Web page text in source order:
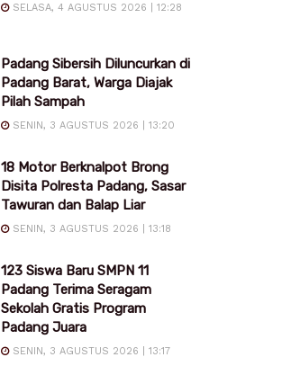
SELASA, 4 AGUSTUS 2026 | 12:28
Padang Sibersih Diluncurkan di
Padang Barat, Warga Diajak
Pilah Sampah
SENIN, 3 AGUSTUS 2026 | 13:20
18 Motor Berknalpot Brong
Disita Polresta Padang, Sasar
Tawuran dan Balap Liar
SENIN, 3 AGUSTUS 2026 | 13:18
123 Siswa Baru SMPN 11
Padang Terima Seragam
Sekolah Gratis Program
Padang Juara
SENIN, 3 AGUSTUS 2026 | 13:17